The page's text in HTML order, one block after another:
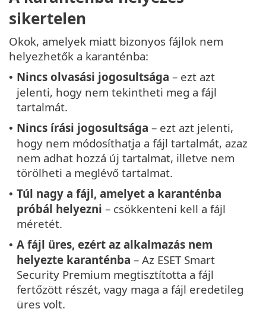
sikertelen
Okok, amelyek miatt bizonyos fájlok nem
helyezhetők a karanténba:
• Nincs olvasási jogosultsága – ezt azt
jelenti, hogy nem tekintheti meg a fájl
tartalmát.
• Nincs írási jogosultsága – ezt azt jelenti,
hogy nem módosíthatja a fájl tartalmát, azaz
nem adhat hozzá új tartalmat, illetve nem
törölheti a meglévő tartalmat.
• Túl nagy a fájl, amelyet a karanténba
próbál helyezni – csökkenteni kell a fájl
méretét.
• A fájl üres, ezért az alkalmazás nem
helyezte karanténba – Az ESET Smart
Security Premium megtisztította a fájl
fertőzött részét, vagy maga a fájl eredetileg
üres volt.